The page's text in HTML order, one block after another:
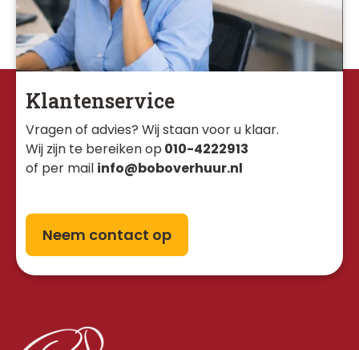
Klantenservice
Vragen of advies? Wij staan voor u klaar.
Wij zijn te bereiken op 010-4222913
of per mail info@boboverhuur.nl
Neem contact op